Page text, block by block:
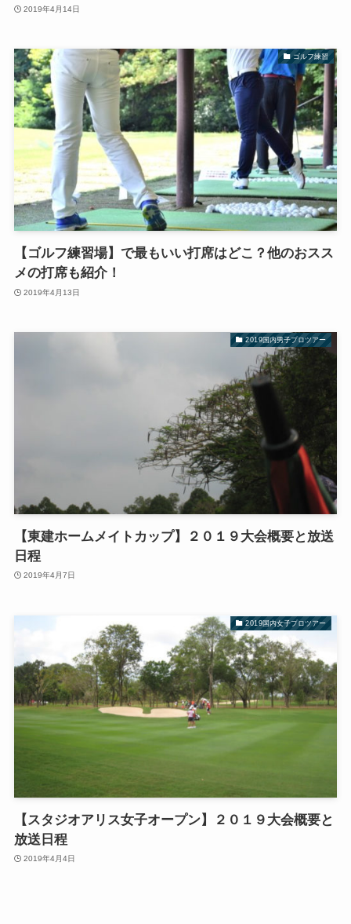
2019年4月14日
ゴルフ練習
【ゴルフ練習場】で最もいい打席はどこ？他のおスス
メの打席も紹介！
2019年4月13日
2019国内男子プロツアー
【東建ホームメイトカップ】２０１９大会概要と放送
日程
2019年4月7日
2019国内女子プロツアー
【スタジオアリス女子オープン】２０１９大会概要と
放送日程
2019年4月4日